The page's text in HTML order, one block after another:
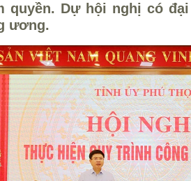
quyền. Dự hội nghị có
ương.